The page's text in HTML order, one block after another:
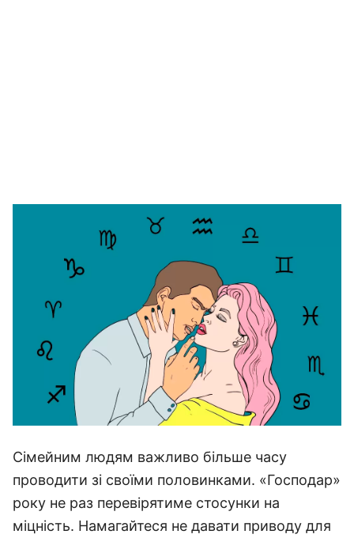
Сімейним людям важливо більше часу
проводити зі своїми половинками. «Господар»
року не раз перевірятиме стосунки на
міцність. Намагайтеся не давати приводу для